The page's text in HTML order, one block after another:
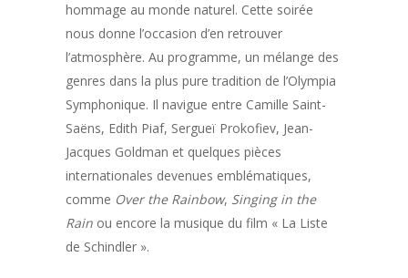
hommage au monde naturel. Cette soirée
nous donne l’occasion d’en retrouver
l’atmosphère. Au programme, un mélange des
genres dans la plus pure tradition de l’Olympia
Symphonique. Il navigue entre Camille Saint-
Saëns, Edith Piaf, Sergueï Prokofiev, Jean-
Jacques Goldman et quelques pièces
internationales devenues emblématiques,
comme Over the Rainbow, Singing in the
Rainou encore la musique du film « La Liste
de Schindler ».